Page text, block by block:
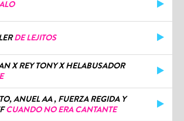
DE LEJITOS
X REY TONY X HELABUSADOR
ANUEL AA , FUERZA REGIDA Y
CUANDO NO ERA CANTANTE